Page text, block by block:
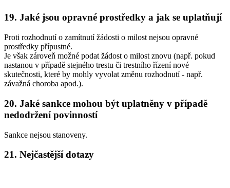
19. Jaké jsou opravné prostředky a jak se uplatňují
Proti rozhodnutí o zamítnutí žádosti o milost nejsou opravné
prostředky přípustné.
Je však zároveň možné podat žádost o milost znovu (např. pokud
nastanou v případě stejného trestu či trestního řízení nové
skutečnosti, které by mohly vyvolat změnu rozhodnutí - např.
závažná choroba apod.).
20. Jaké sankce mohou být uplatněny v případě
nedodržení povinností
Sankce nejsou stanoveny.
21. Nejčastější dotazy